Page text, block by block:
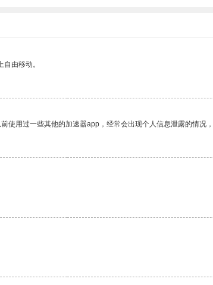
由移动。
用过一些其他的加速器app，经常会出现个人信息泄露的情况，